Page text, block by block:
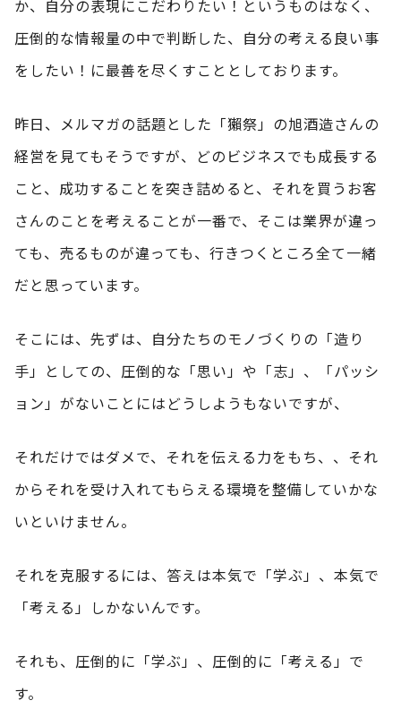
か、自分の表現にこだわりたい！というものはなく、
圧倒的な情報量の中で判断した、自分の考える良い事
をしたい！に最善を尽くすこととしております。
昨日、メルマガの話題とした「獺祭」の旭酒造さんの
経営を見てもそうですが、どのビジネスでも成長する
こと、成功することを突き詰めると、それを買うお客
さんのことを考えることが一番で、そこは業界が違っ
ても、売るものが違っても、行きつくところ全て一緒
だと思っています。
そこには、先ずは、自分たちのモノづくりの「造り
手」としての、圧倒的な「思い」や「志」、「パッシ
ョン」がないことにはどうしようもないですが、
それだけではダメで、それを伝える力をもち、、それ
からそれを受け入れてもらえる環境を整備していかな
いといけません。
それを克服するには、答えは本気で「学ぶ」、本気で
「考える」しかないんです。
それも、圧倒的に「学ぶ」、圧倒的に「考える」で
す。